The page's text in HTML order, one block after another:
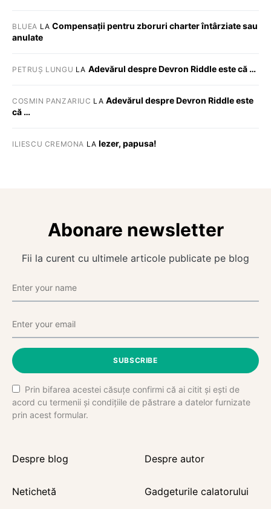
BLUEA LACompensații pentru zboruri charter întârziate sau
anulate
PETRUȘ LUNGU LA Adevărul despre Devron Riddle este că …
COSMIN PANZARIUC LA Adevărul despre Devron Riddle este
că …
ILIESCU CREMONA LA Iezer, papusa!
Abonare newsletter
Fii la curent cu ultimele articole publicate pe blog
SUBSCRIBE
Prin bifarea acestei căsuțe confirmi că ai citit și ești de
acord cu termenii și condițiile de păstrare a datelor furnizate
prin acest formular.
Despre blog Despre autor
Netichetă Gadgeturile calatorului